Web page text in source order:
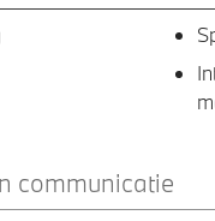
communicatie